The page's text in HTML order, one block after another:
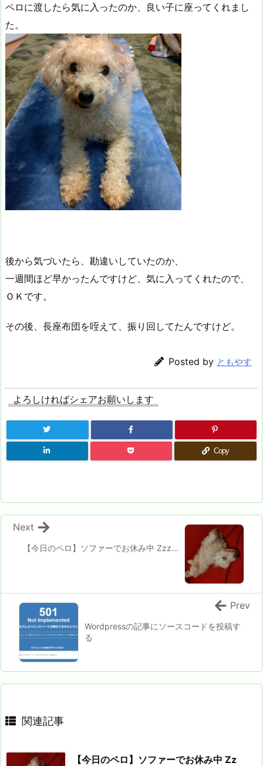
ペロに渡したら気に入ったのか、良い子に座ってくれまし
た。
後から気づいたら、勘違いしていたのか、
一週間ほど早かったんですけど、気に入ってくれたので、
ＯＫです。
その後、長座布団を咥えて、振り回してたんですけど。
Posted by ともやす
よろしければシェアお願いします
Copy
【今日のペロ】ソファーでお休み中 Zzz...
Next
Wordpressの記事にソースコードを投稿す
る
Prev
関連記事
【今日のペロ】ソファーでお休み中 Zz